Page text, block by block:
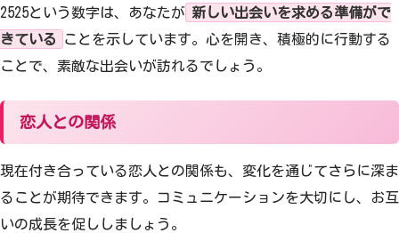
2525という数字は、あなたが 新しい出会いを求める準備がで
きている
ことを示しています。心を開き、積極的に行動する
ことで、素敵な出会いが訪れるでしょう。
恋人との関係
現在付き合っている恋人との関係も、変化を通じてさらに深ま
ることが期待できます。コミュニケーションを大切にし、お互
いの成長を促ししましょう。